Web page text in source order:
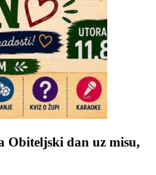
Obiteljski dan uz misu,